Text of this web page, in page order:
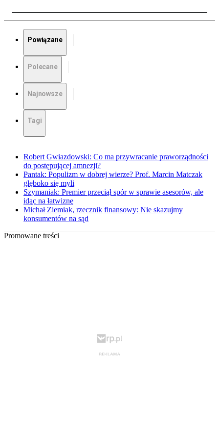
Powiązane
Polecane
Najnowsze
Tagi
Robert Gwiazdowski: Co ma przywracanie praworządności
do postępującej amnezji?
Pantak: Populizm w dobrej wierze? Prof. Marcin Matczak
głęboko się myli
Szymaniak: Premier przeciął spór w sprawie asesorów, ale
idąc na łatwiznę
Michał Ziemiak, rzecznik finansowy: Nie skazujmy
konsumentów na sąd
Promowane treści